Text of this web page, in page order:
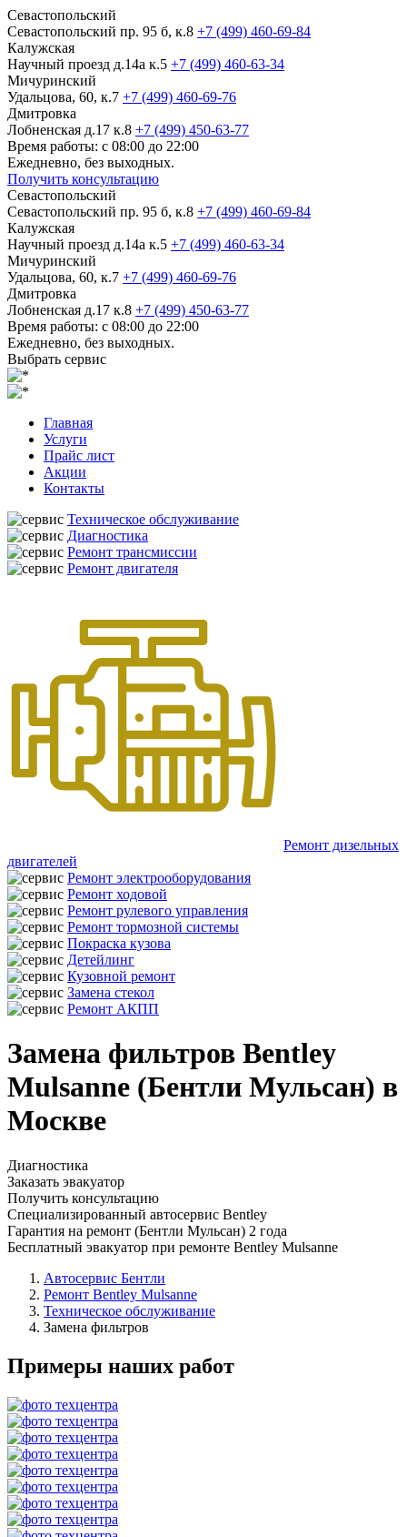
Севастопольский
Севастопольский пр. 95 б, к.8 +7 (499) 460-69-84
Калужская
Научный проезд д.14а к.5 +7 (499) 460-63-34
Мичуринский
Удальцова, 60, к.7 +7 (499) 460-69-76
Дмитровка
Лобненская д.17 к.8 +7 (499) 450-63-77
Время работы: с 08:00 до 22:00
Ежедневно, без выходных.
Получить консультацию
Севастопольский
Севастопольский пр. 95 б, к.8 +7 (499) 460-69-84
Калужская
Научный проезд д.14а к.5 +7 (499) 460-63-34
Мичуринский
Удальцова, 60, к.7 +7 (499) 460-69-76
Дмитровка
Лобненская д.17 к.8 +7 (499) 450-63-77
Время работы: с 08:00 до 22:00
Ежедневно, без выходных.
Выбрать сервис
Главная
Услуги
Прайс лист
Акции
Контакты
Техническое обслуживание
Диагностика
Ремонт трансмиссии
Ремонт двигателя
Ремонт дизельных
двигателей
Ремонт электрооборудования
Ремонт ходовой
Ремонт рулевого управления
Ремонт тормозной системы
Покраска кузова
Детейлинг
Кузовной ремонт
Замена стекол
Ремонт АКПП
Замена фильтров Bentley
Mulsanne (Бентли Мульсан) в
Москве
Диагностика
Заказать эвакуатор
Получить консультацию
Специализированный автосервис Bentley
Гарантия на ремонт (Бентли Мульсан) 2 года
Бесплатный эвакуатор при ремонте Bentley Mulsanne
Автосервис Бентли
Ремонт Bentley Mulsanne
Техническое обслуживание
Замена фильтров
Примеры наших работ